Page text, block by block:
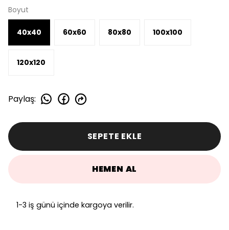
Boyut
40x40 60x60 80x80 100x100
120x120
Paylaş:
SEPETE EKLE
HEMEN AL
1-3 iş günü içinde kargoya verilir.